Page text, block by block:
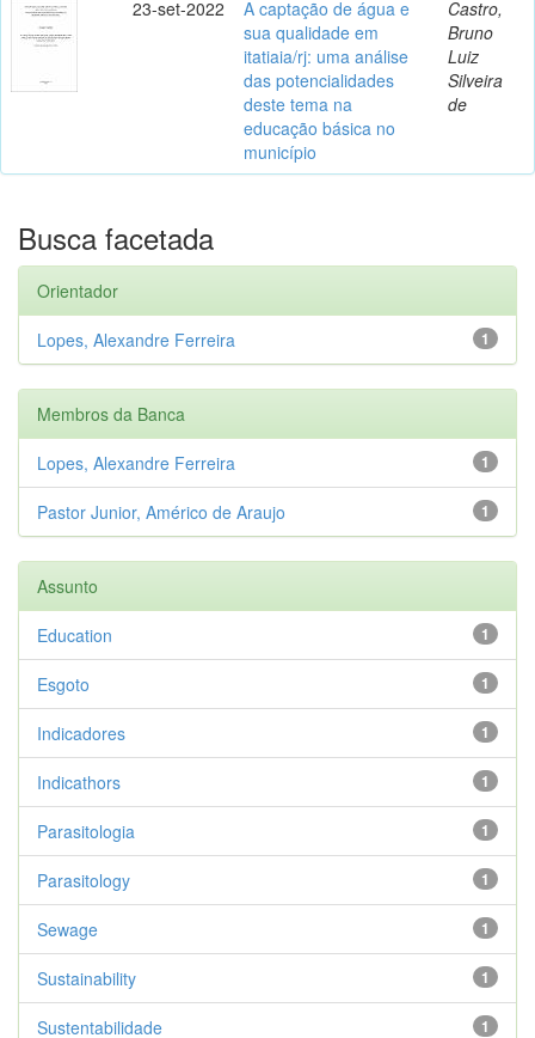
23-set-2022
A captação de água e
sua qualidade em
itatiaia/rj: uma análise
das potencialidades
deste tema na
educação básica no
município
Castro,
Bruno
Luiz
Silveira
de
Busca facetada
Orientador
1
Lopes, Alexandre Ferreira
Membros da Banca
1
Lopes, Alexandre Ferreira
1
Pastor Junior, Américo de Araujo
Assunto
1
Education
1
Esgoto
1
Indicadores
1
Indicathors
1
Parasitologia
1
Parasitology
1
Sewage
1
Sustainability
1
Sustentabilidade